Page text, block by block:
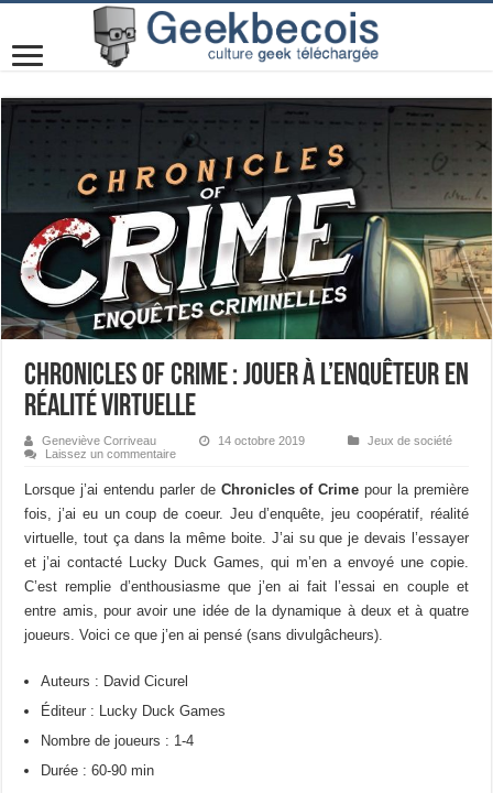
Chronicles of Crime : jouer à l’enquêteur en
réalité virtuelle
Geneviève Corriveau 14 octobre 2019
Jeux de société
Laissez un commentaire
Lorsque j’ai entendu parler de Chronicles of Crime pour la première
fois, j’ai eu un coup de coeur. Jeu d’enquête, jeu coopératif, réalité
virtuelle, tout ça dans la même boite. J’ai su que je devais l’essayer
et j’ai contacté Lucky Duck Games, qui m’en a envoyé une copie.
C’est remplie d’enthousiasme que j’en ai fait l’essai en couple et
entre amis, pour avoir une idée de la dynamique à deux et à quatre
joueurs. Voici ce que j’en ai pensé (sans divulgâcheurs).
Auteurs : David Cicurel
Éditeur : Lucky Duck Games
Nombre de joueurs : 1-4
Durée : 60-90 min